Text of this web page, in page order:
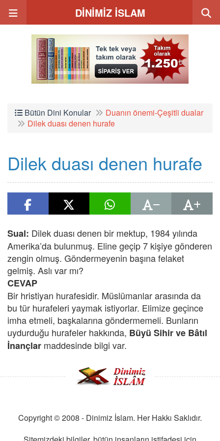
DİNİMİZ İSLAM
Bütün Dini Konular
Duanın önemi-Çeşitli dualar
Dilek duası denen hurafe
Dilek duası denen hurafe
Sual: Dilek duası denen bir mektup, 1984 yılında
Amerika’da bulunmuş. Eline geçip 7 kişiye gönderen
zengin olmuş. Göndermeyenin başına felaket
gelmiş. Aslı var mı?
CEVAP
Bir hristiyan hurafesidir. Müslümanlar arasında da
bu tür hurafeleri yaymak istiyorlar. Elimize geçince
imha etmeli, başkalarına göndermemeli. Bunların
uydurduğu hurafeler hakkında, Büyü Sihir ve Bâtıl
İnançlar maddesinde bilgi var.
Copyright © 2008 - Dinimiz İslam. Her Hakkı Saklıdır.